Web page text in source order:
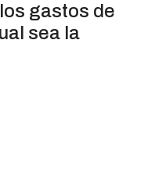
gastos de
sea la